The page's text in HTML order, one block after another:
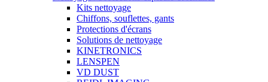
Kits nettoyage
Chiffons, souflettes, gants
Protections d'écrans
Solutions de nettoyage
KINETRONICS
LENSPEN
VD DUST